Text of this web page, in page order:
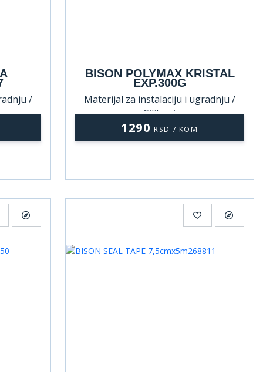
/
BISON POLYMAX KRISTAL
EXP.300G
Materijal za instalaciju i ugradnju /
Silikoni
1290 RSD / KOM